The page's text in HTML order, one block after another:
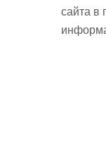
сайта в